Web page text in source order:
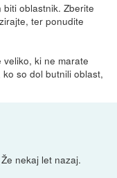
biti oblastnik. Zberite
ter ponudite
ki ne marate
so dol butnili oblast,
nekaj let nazaj.